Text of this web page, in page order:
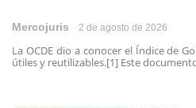
Mercojuris 2 de agosto de 2026
La OCDE dio a conocer el Índice de
útiles y reutilizables.[1] Este